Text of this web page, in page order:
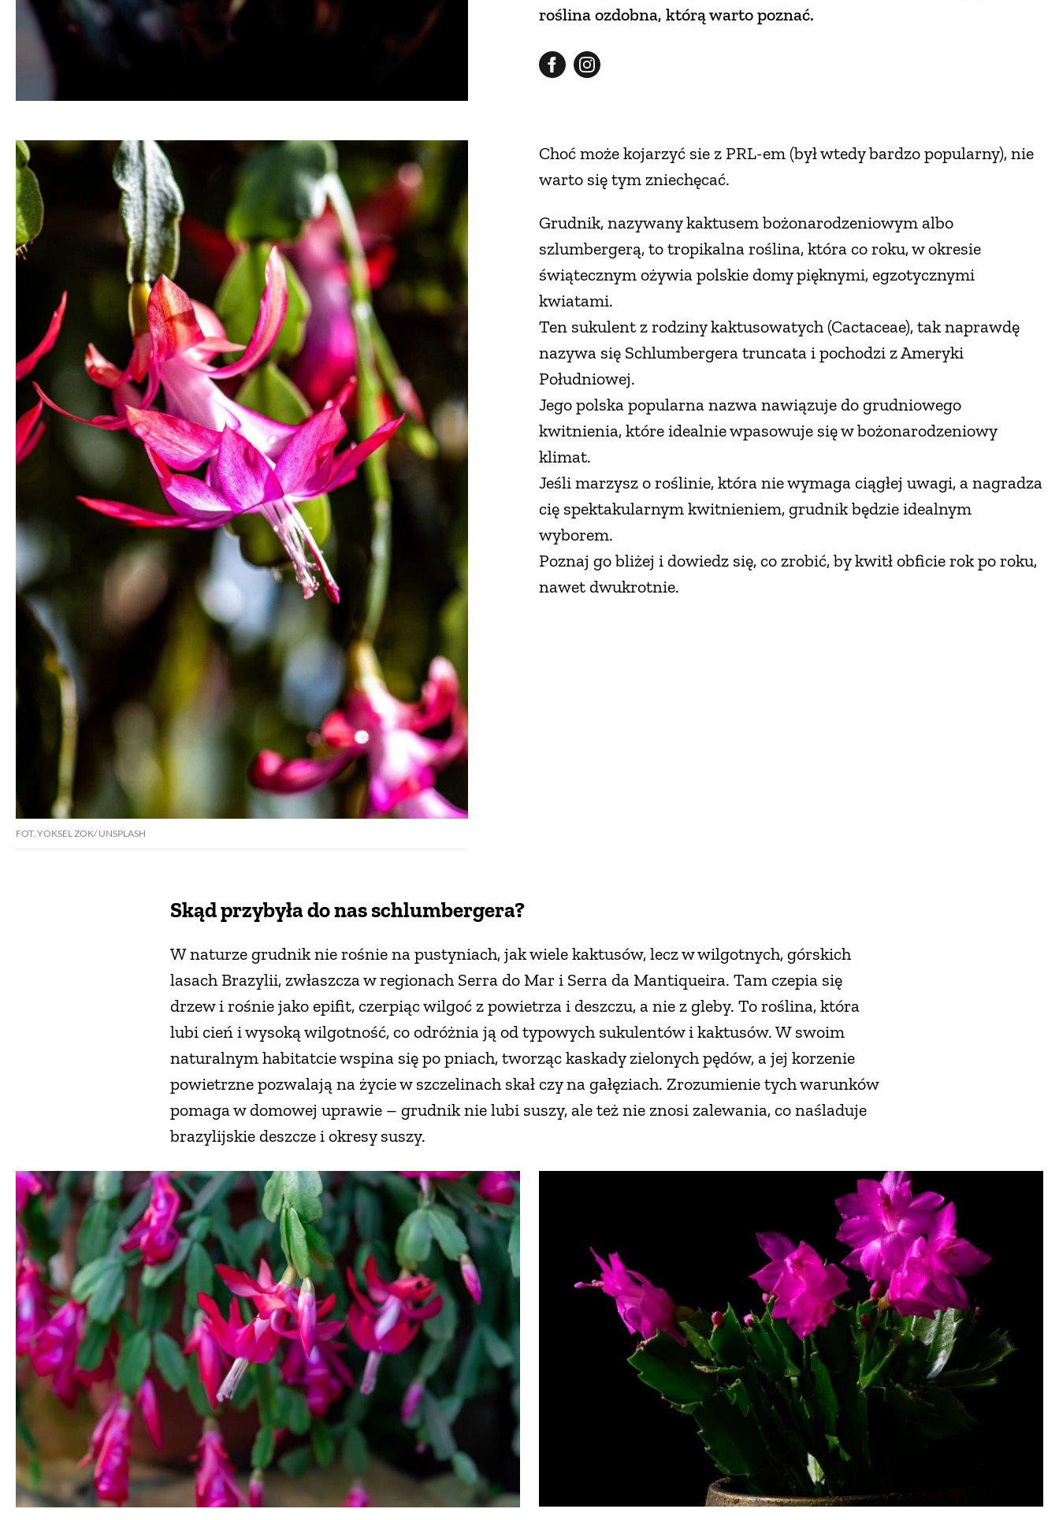
roślina ozdobna, którą warto poznać.
FOT. YOKSEL ZOK/ UNSPLASH
Choć może kojarzyć sie z PRL-em (był wtedy bardzo popularny), nie
warto się tym zniechęcać.
Grudnik, nazywany kaktusem bożonarodzeniowym albo
szlumbergerą, to tropikalna roślina, która co roku, w okresie
świątecznym ożywia polskie domy pięknymi, egzotycznymi
kwiatami.
Ten sukulent z rodziny kaktusowatych (Cactaceae), tak naprawdę
nazywa się Schlumbergera truncata i pochodzi z Ameryki
Południowej.
Jego polska popularna nazwa nawiązuje do grudniowego
kwitnienia, które idealnie wpasowuje się w bożonarodzeniowy
klimat.
Jeśli marzysz o roślinie, która nie wymaga ciągłej uwagi, a nagradza
cię spektakularnym kwitnieniem, grudnik będzie idealnym
wyborem.
Poznaj go bliżej i dowiedz się, co zrobić, by kwitł obficie rok po roku,
nawet dwukrotnie.
Skąd przybyła do nas schlumbergera?
W naturze grudnik nie rośnie na pustyniach, jak wiele kaktusów, lecz w wilgotnych, górskich
lasach Brazylii, zwłaszcza w regionach Serra do Mar i Serra da Mantiqueira. Tam czepia się
drzew i rośnie jako epifit, czerpiąc wilgoć z powietrza i deszczu, a nie z gleby. To roślina, która
lubi cień i wysoką wilgotność, co odróżnia ją od typowych sukulentów i kaktusów. W swoim
naturalnym habitatcie wspina się po pniach, tworząc kaskady zielonych pędów, a jej korzenie
powietrzne pozwalają na życie w szczelinach skał czy na gałęziach. Zrozumienie tych warunków
pomaga w domowej uprawie – grudnik nie lubi suszy, ale też nie znosi zalewania, co naśladuje
brazylijskie deszcze i okresy suszy.